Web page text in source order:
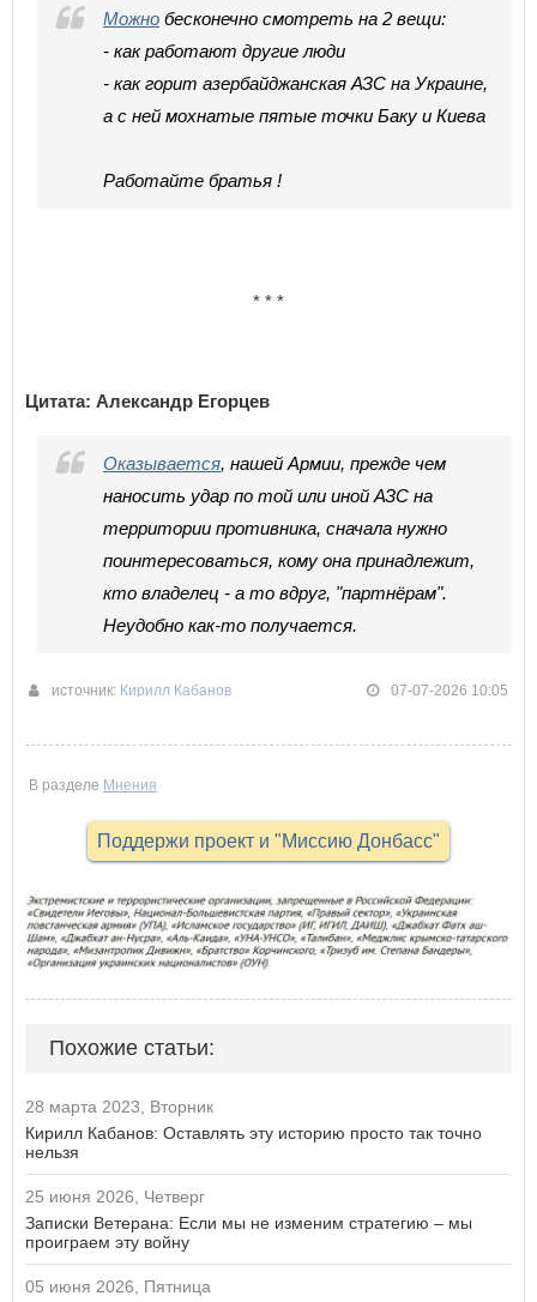
Можно бесконечно смотреть на 2 вещи:
- как работают другие люди
- как горит азербайджанская АЗС на Украине,
а с ней мохнатые пятые точки Баку и Киева
Работайте братья !
* * *
Цитата: Александр Егорцев
Оказывается, нашей Армии, прежде чем
наносить удар по той или иной АЗС на
территории противника, сначала нужно
поинтересоваться, кому она принадлежит,
кто владелец - а то вдруг, "партнёрам".
Неудобно как-то получается.
источник: Кирилл Кабанов 07-07-2026 10:05
В разделе Мнения
Поддержи проект и "Миссию Донбасс"
Похожие статьи:
28 марта 2023, Вторник
Кирилл Кабанов: Оставлять эту историю просто так точно
нельзя
25 июня 2026, Четверг
Записки Ветерана: Если мы не изменим стратегию – мы
проиграем эту войну
05 июня 2026, Пятница